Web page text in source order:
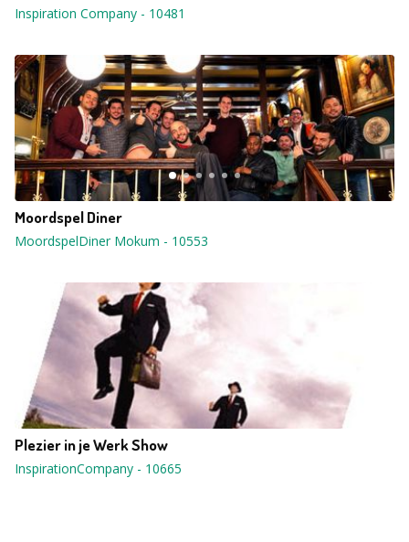
Inspiration Company - 10481
Moordspel Diner
MoordspelDiner Mokum - 10553
Plezier in je Werk Show
InspirationCompany - 10665